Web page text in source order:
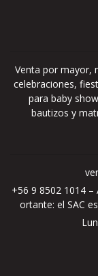
Venta por mayor,
celebraciones,
para baby
bautizos y
+56 9 8502 1014 –
ortante: el SAC